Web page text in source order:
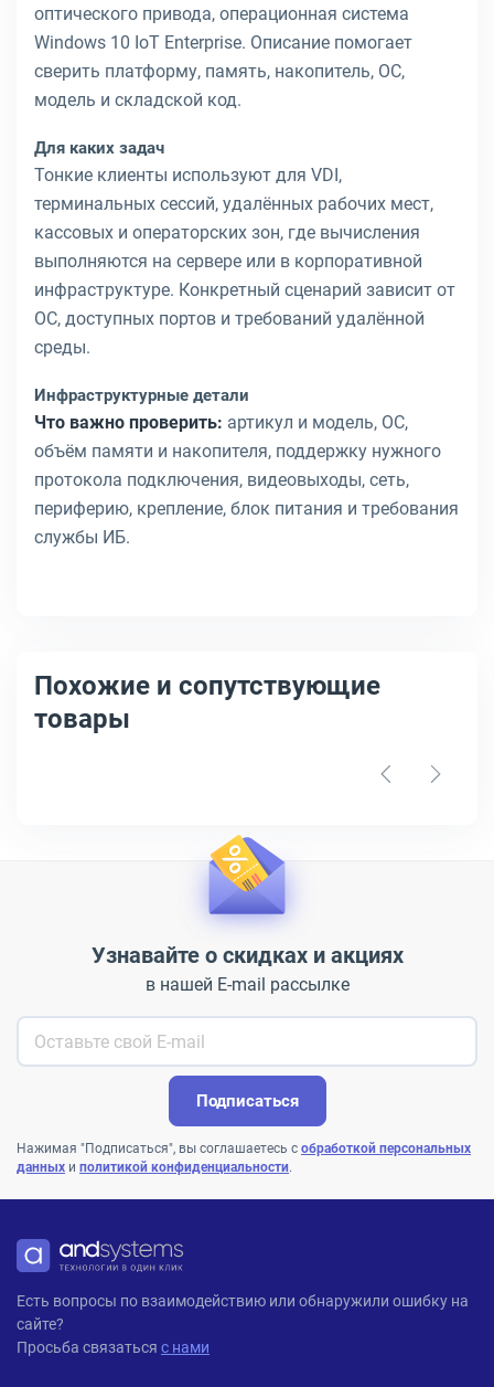
оптического привода, операционная система
Windows 10 IoT Enterprise. Описание помогает
сверить платформу, память, накопитель, ОС,
модель и складской код.
Для каких задач
Тонкие клиенты используют для VDI,
терминальных сессий, удалённых рабочих мест,
кассовых и операторских зон, где вычисления
выполняются на сервере или в корпоративной
инфраструктуре. Конкретный сценарий зависит от
ОС, доступных портов и требований удалённой
среды.
Инфраструктурные детали
Что важно проверить: артикул и модель, ОС,
объём памяти и накопителя, поддержку нужного
протокола подключения, видеовыходы, сеть,
периферию, крепление, блок питания и требования
службы ИБ.
Похожие и сопутствующие
товары
Узнавайте о скидках и акциях
в нашей E-mail рассылке
Подписаться
Нажимая "Подписаться", вы соглашаетесь с обработкой персональных
данных и политикой конфиденциальности.
ANDPRO
Есть вопросы по взаимодействию или обнаружили ошибку на
сайте?
Просьба связаться с нами